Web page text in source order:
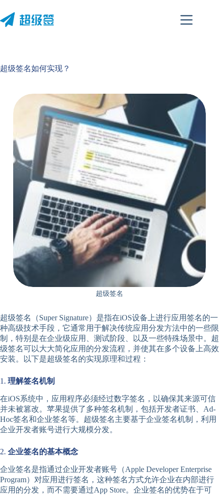
至
内
超级签名如何实现？
超级签名
超级签名（Super Signature）是指在iOS设备上进行应用签名的一
种高级技术手段，它通常用于解决传统应用分发方法中的一些限
制，特别是在企业级应用、测试阶段、以及一些特殊场景中。超
级签名可以大大简化应用的分发流程，并使其在多个设备上高效
安装。以下是超级签名的实现原理和过程：
1. 理解签名机制
在iOS系统中，应用程序必须经过数字签名，以确保其来源可信
并未被篡改。苹果提供了多种签名机制，包括开发者证书、Ad-
Hoc签名和企业签名等。超级签名主要基于企业签名机制，利用
企业开发者账号进行大规模分发。
2. 企业签名的基本概念
企业签名是指通过企业开发者账号（Apple Developer Enterprise
Program）对应用进行签名，这种签名方式允许企业在内部进行
应用的分发，而不需要通过App Store。企业签名的优势在于可